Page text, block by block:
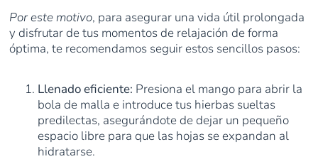
Por este motivo, para asegurar una vida útil prolongada
y disfrutar de tus momentos de relajación de forma
óptima, te recomendamos seguir estos sencillos pasos:
Llenado eficiente: Presiona el mango para abrir la
bola de malla e introduce tus hierbas sueltas
predilectas, asegurándote de dejar un pequeño
espacio libre para que las hojas se expandan al
hidratarse.